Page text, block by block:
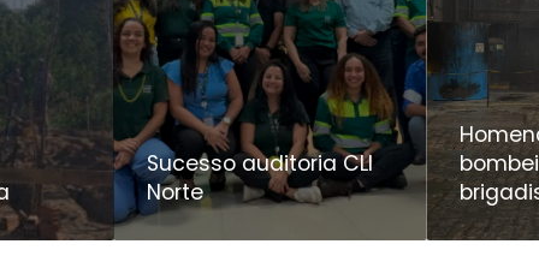
Sucesso auditoria CLI
Norte